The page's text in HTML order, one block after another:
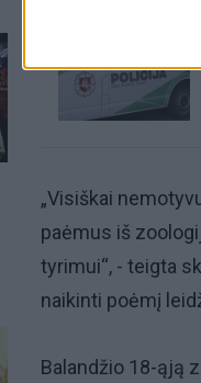
„Visiškai
paėmus iš
tyrimui“, - teigta
naikinti poėmį
Balandžio 18-ąją